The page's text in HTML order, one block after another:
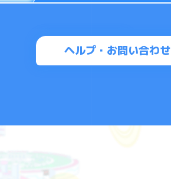
ヘルプ・お問い合わせ